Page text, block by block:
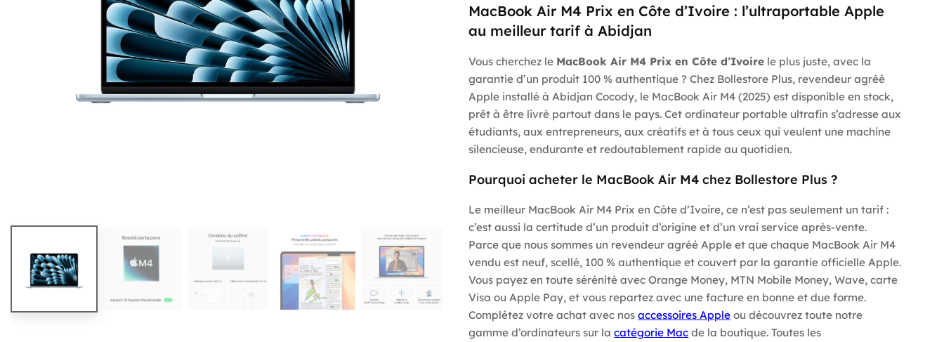
prix :
899
à
1
,499
,000 CFA
MacBook Air M4 Prix en Côte d’Ivoire : l’ultraportable Apple
au meilleur tarif à Abidjan
Vous cherchez le MacBook Air M4 Prix en Côte d’Ivoire le plus juste, avec la
garantie d’un produit 100 % authentique ? Chez Bollestore Plus, revendeur agréé
Apple installé à Abidjan Cocody, le MacBook Air M4 (2025) est disponible en stock,
prêt à être livré partout dans le pays. Cet ordinateur portable ultrafin s’adresse aux
étudiants, aux entrepreneurs, aux créatifs et à tous ceux qui veulent une machine
silencieuse, endurante et redoutablement rapide au quotidien.
Pourquoi acheter le MacBook Air M4 chez Bollestore Plus ?
Le meilleur MacBook Air M4 Prix en Côte d’Ivoire, ce n’est pas seulement un tarif :
c’est aussi la certitude d’un produit d’origine et d’un vrai service après-vente.
Parce que nous sommes un revendeur agréé Apple et que chaque MacBook Air M4
vendu est neuf, scellé, 100 % authentique et couvert par la garantie officielle Apple.
Vous payez en toute sérénité avec Orange Money, MTN Mobile Money, Wave, carte
Visa ou Apple Pay, et vous repartez avec une facture en bonne et due forme.
Complétez votre achat avec nosaccessoires Apple ou découvrez toute notre
gamme d’ordinateurs sur lacatégorie Mac de la boutique. Toutes les